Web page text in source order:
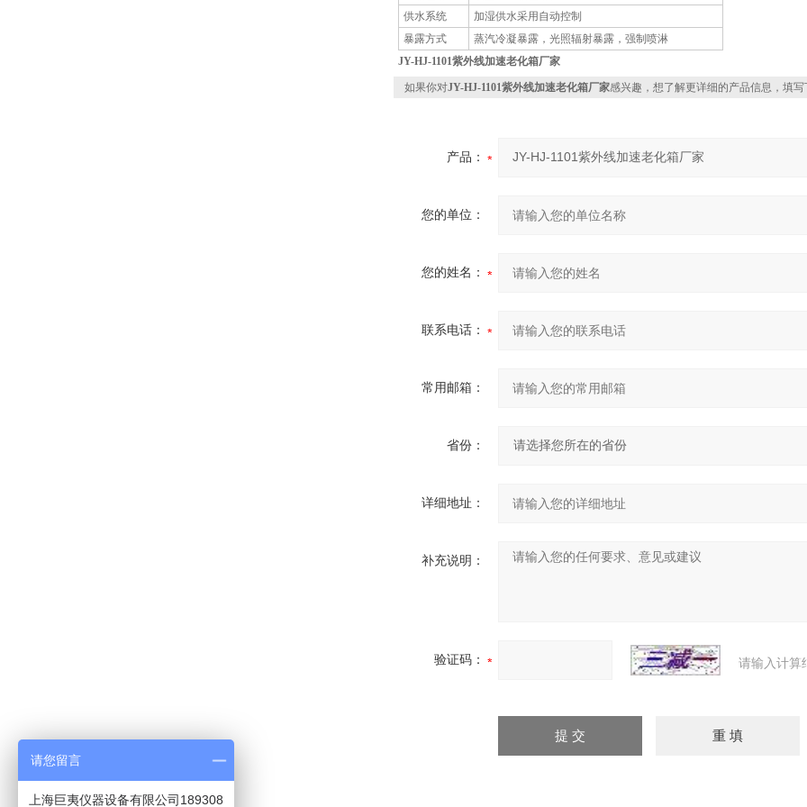
供水系统
加湿供水采用自动控制
暴露方式
蒸汽冷凝暴露，光照辐射暴露，强制喷淋
JY-HJ-1101紫外线加速老化箱厂家
如果你对JY-HJ-1101紫外线加速老化箱厂家感兴趣，想了解更详细的产品信息，填写
产品：
您的单位：
您的姓名：
联系电话：
常用邮箱：
省份：
详细地址：
补充说明：
验证码： 请输入计算
请您留言
上海巨夷仪器设备有限公司189308